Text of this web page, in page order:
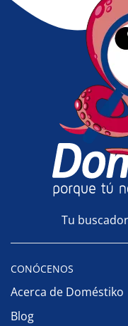
Tu
CONÓCENOS
Acerca de Doméstiko
Blog